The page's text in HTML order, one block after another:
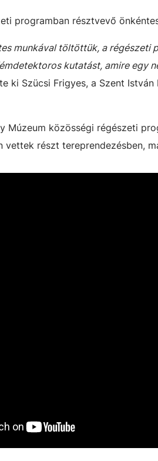
programban résztvevő
munkával töltöttük, a
kutatást, amire egy
ki Szücsi Frigyes, a Szent
Múzeum közösségi régészeti
vettek részt tereprendezésben,